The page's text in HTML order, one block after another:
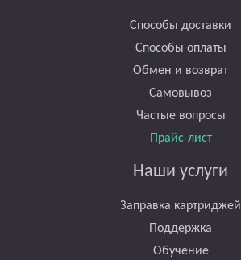
Способы доставки
Способы оплаты
Обмен и возврат
Самовывоз
Частые вопросы
Прайс-лист
Наши услуги
Заправка картриджей
Поддержка
Обучение